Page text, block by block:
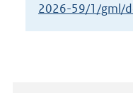
2026-59/1/gml/